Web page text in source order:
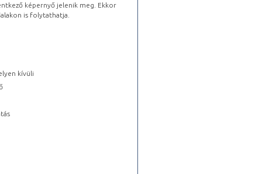
képernyő jelenik meg. Ekkor
is folytathatja.
kívüli